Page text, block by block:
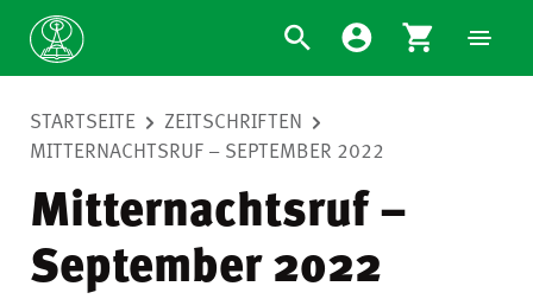
STARTSEITE
ZEITSCHRIFTEN
MITTERNACHTSRUF – SEPTEMBER 2022
Mitternachtsruf –
September 2022